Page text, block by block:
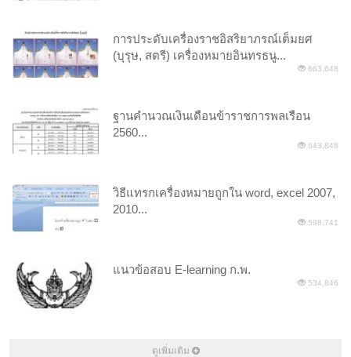
การประดับเครื่องราชอิสริยาภรณ์เต็มยศ
(บุรุษ, สตรี) เครื่องหมายอินทรธนู...
663,648
ฐานคำนวณเงินเดือนข้าราชการพลเรือน
2560...
643,848
วิธีแทรกเครื่องหมายถูกใน word, excel 2007,
2010...
598,741
แนวข้อสอบ E-learning ก.พ.
534,846
ดูเพิ่มเติม